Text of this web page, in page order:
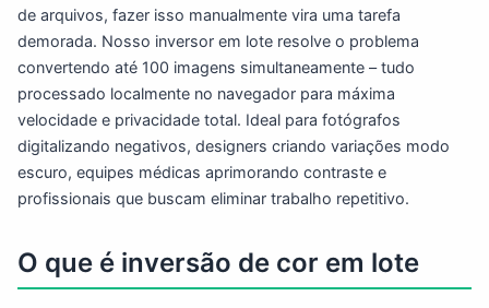
de arquivos, fazer isso manualmente vira uma tarefa
demorada. Nosso inversor em lote resolve o problema
convertendo até 100 imagens simultaneamente – tudo
processado localmente no navegador para máxima
velocidade e privacidade total. Ideal para fotógrafos
digitalizando negativos, designers criando variações modo
escuro, equipes médicas aprimorando contraste e
profissionais que buscam eliminar trabalho repetitivo.
O que é inversão de cor em lote